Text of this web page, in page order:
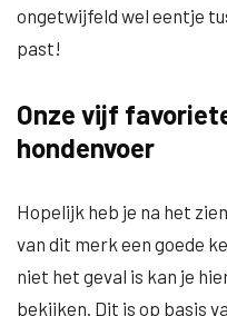
ongetwijfeld wel eentje
past!
Onze vijf
hondenvoer
Hopelijk heb je na het
van dit merk een goede
niet het geval is kan je
bekijken. Dit is op basis